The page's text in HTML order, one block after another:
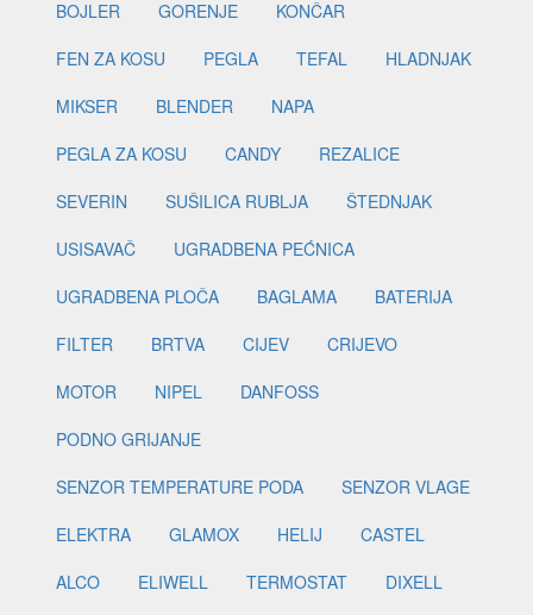
BOJLER
GORENJE
KONČAR
FEN ZA KOSU
PEGLA TEFAL
HLADNJAK
MIKSER
BLENDER
NAPA
PEGLA ZA KOSU
CANDY
REZALICE
SEVERIN
SUŠILICA RUBLJA
ŠTEDNJAK
USISAVAČ
UGRADBENA PEĆNICA
UGRADBENA PLOČA
BAGLAMA
BATERIJA
FILTER
BRTVA CIJEV
CRIJEVO
MOTOR
NIPEL
DANFOSS
PODNO GRIJANJE
SENZOR TEMPERATURE PODA
SENZOR VLAGE
ELEKTRA
GLAMOX HELIJ
CASTEL
ALCO
ELIWELL TERMOSTAT
DIXELL